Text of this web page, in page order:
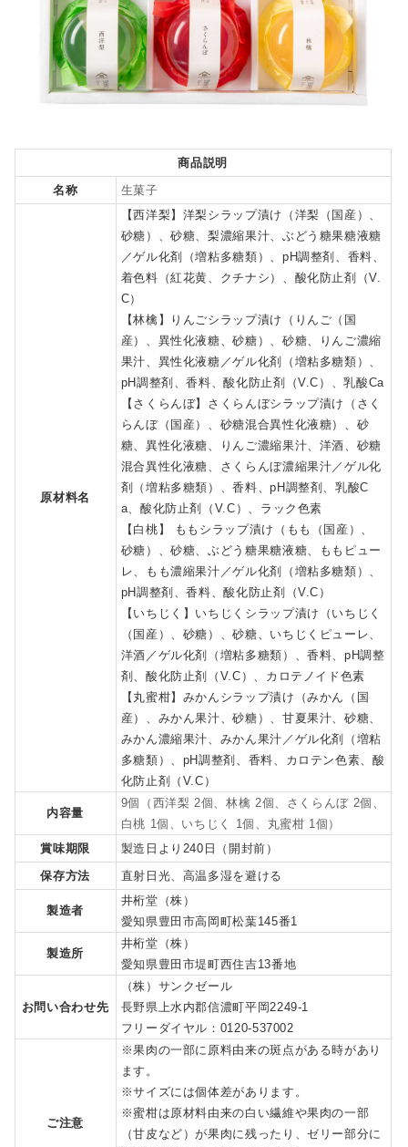
商品説明
名称
生菓子
原材料名
【西洋梨】洋梨シラップ漬け（洋梨（国産）、
砂糖）、砂糖、梨濃縮果汁、ぶどう糖果糖液糖
／ゲル化剤（増粘多糖類）、pH調整剤、香料、
着色料（紅花黄、クチナシ）、酸化防止剤（V.
C）
【林檎】りんごシラップ漬け（りんご（国
産）、異性化液糖、砂糖）、砂糖、りんご濃縮
果汁、異性化液糖／ゲル化剤（増粘多糖類）、
pH調整剤、香料、酸化防止剤（V.C）、乳酸Ca
【さくらんぼ】さくらんぼシラップ漬け（さく
らんぼ（国産）、砂糖混合異性化液糖）、砂
糖、異性化液糖、りんご濃縮果汁、洋酒、砂糖
混合異性化液糖、さくらんぼ濃縮果汁／ゲル化
剤（増粘多糖類）、香料、pH調整剤、乳酸C
a、酸化防止剤（V.C）、ラック色素
【白桃】 ももシラップ漬け（もも（国産）、
砂糖）、砂糖、ぶどう糖果糖液糖、ももピュー
レ、もも濃縮果汁／ゲル化剤（増粘多糖類）、
pH調整剤、香料、酸化防止剤（V.C）
【いちじく】いちじくシラップ漬け（いちじく
（国産）、砂糖）、砂糖、いちじくピューレ、
洋酒／ゲル化剤（増粘多糖類）、香料、pH調整
剤、酸化防止剤（V.C）、カロテノイド色素
【丸蜜柑】みかんシラップ漬け（みかん（国
産）、みかん果汁、砂糖）、甘夏果汁、砂糖、
みかん濃縮果汁、みかん果汁／ゲル化剤（増粘
多糖類）、pH調整剤、香料、カロテン色素、酸
化防止剤（V.C）
内容量
9個（西洋梨 2個、林檎 2個、さくらんぼ 2個、
白桃 1個、いちじく 1個、丸蜜柑 1個）
賞味期限
製造日より240日（開封前）
保存方法
直射日光、高温多湿を避ける
製造者
井桁堂（株）
愛知県豊田市高岡町松葉145番1
製造所
井桁堂（株）
愛知県豊田市堤町西住吉13番地
お問い合わせ先
（株）サンクゼール
長野県上水内郡信濃町平岡2249-1
フリーダイヤル：0120-537002
ご注意
※果肉の一部に原料由来の斑点がある時があり
ます。
※サイズには個体差があります。
※蜜柑は原材料由来の白い繊維や果肉の一部
（甘皮など）が果肉に残ったり、ゼリー部分に